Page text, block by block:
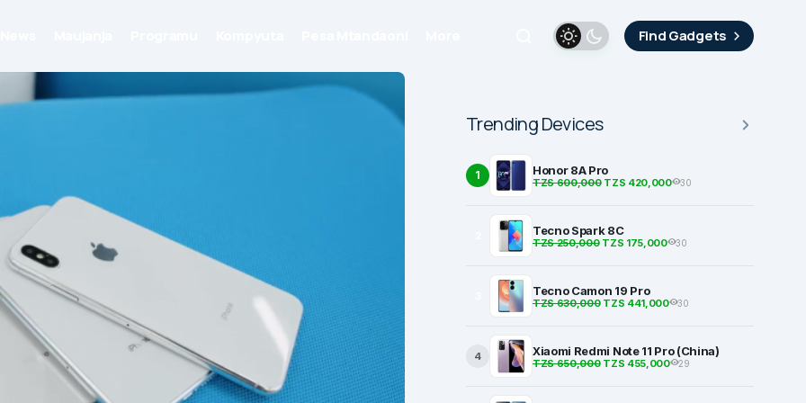
Find Gadgets
Trending Devices
1 Honor 8A Pro
TZS 600,000TZS 420,000 30
Tecno Spark 8C
TZS 250,000TZS 175,000 30
Tecno Camon 19 Pro
TZS 630,000TZS 441,000 30
4 Xiaomi Redmi Note 11 Pro (China)
TZS 650,000TZS 455,000 29